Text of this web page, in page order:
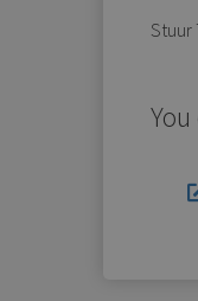
Stuur